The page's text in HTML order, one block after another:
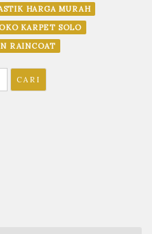
HARGA MURAH
KARPET SOLO
RAINCOAT